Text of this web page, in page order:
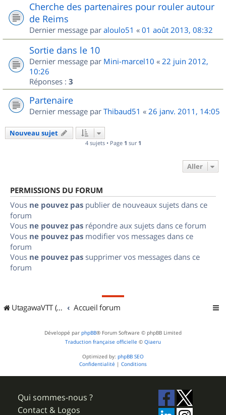
Cherche des partenaires pour rouler autour
de Reims
Dernier message par aloulo51 « 01 août 2013, 08:32
Sortie dans le 10
Dernier message par Mini-marcel10 « 22 juin 2012,
10:26
Réponses : 3
Partenaire
Dernier message par Thibaud51 « 26 janv. 2011, 14:05
Nouveau sujet
4 sujets • Page 1 sur 1
Aller
PERMISSIONS DU FORUM
Vous ne pouvez pas publier de nouveaux sujets dans ce
forum
Vous ne pouvez pas répondre aux sujets dans ce forum
Vous ne pouvez pas modifier vos messages dans ce
forum
Vous ne pouvez pas supprimer vos messages dans ce
forum
UtagawaVTT (Randos VTT et VTTAE avec traces GPS) Accueil forum
Développé par phpBB® Forum Software © phpBB Limited
Traduction française officielle © Qiaeru
Optimized by: phpBB SEO
Confidentialité | Conditions
Qui sommes-nous ?
Contact & Logos